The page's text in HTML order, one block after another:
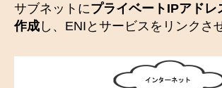
サブネットにプライベートIPアドレ
作成 し、ENIとサービスをリンクさ